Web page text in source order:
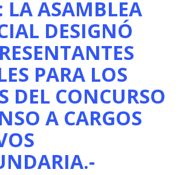
LA ASAMBLEA
DESIGNÓ
PARA LOS
DEL CONCURSO
A CARGOS